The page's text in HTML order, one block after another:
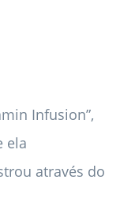
Infusion”,
ela
através do